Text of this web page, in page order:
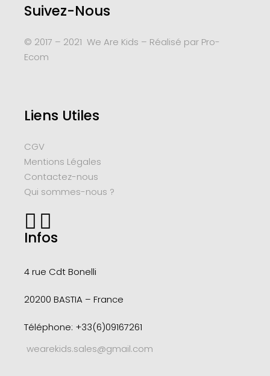
Infos
4 rue CdtBonelli
20200 BASTIA – France
Téléphone: +33(6)09167261
wearekids.sales@gmail.com
Liens Utiles
CGV
Mentions Légales
Contactez-nous
Qui sommes-nous ?
Suivez-Nous
© 2017 – 2021 We Are Kids – Réalisé par Pro-
Ecom